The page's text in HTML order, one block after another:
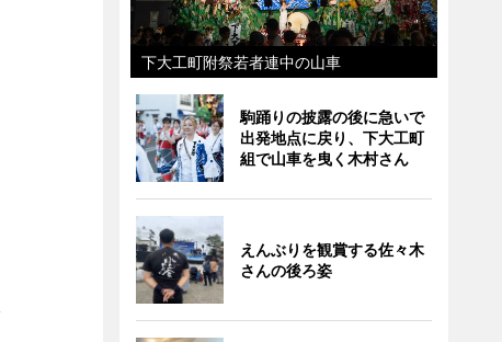
下大工町附祭若者連中の山車
駒踊りの披露の後に急いで
出発地点に戻り、下大工町
組で山車を曳く木村さん
えんぶりを観賞する佐々木
さんの後ろ姿